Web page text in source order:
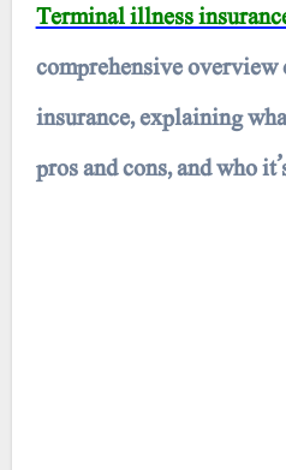
Terminal illness
comprehensive
insurance, explaining
pros and cons, and who